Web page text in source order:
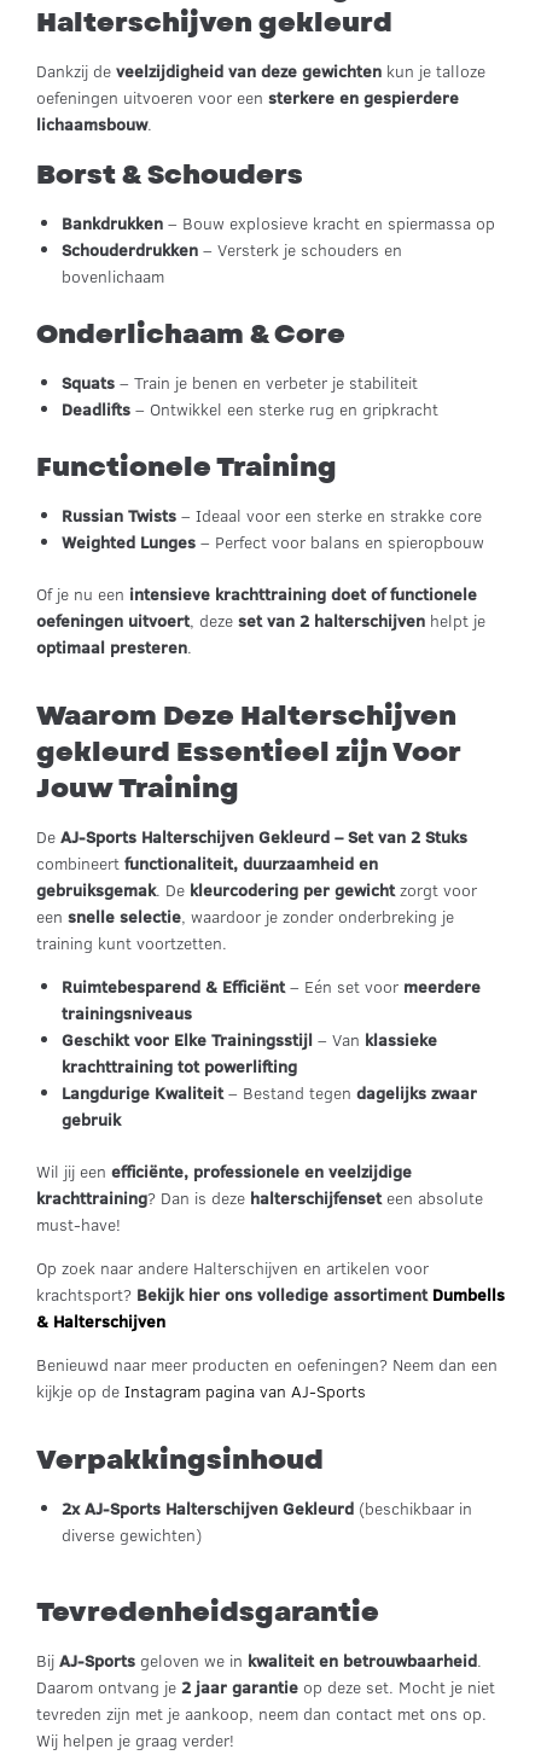
Halterschijven gekleurd
Dankzij de veelzijdigheid van deze gewichten kun je talloze
oefeningen uitvoeren voor een sterkere en gespierdere
lichaamsbouw.
Borst & Schouders
Bankdrukken – Bouw explosieve kracht en spiermassa op
Schouderdrukken – Versterk je schouders en
bovenlichaam
Onderlichaam & Core
Squats – Train je benen en verbeter je stabiliteit
Deadlifts – Ontwikkel een sterke rug en gripkracht
Functionele Training
Russian Twists – Ideaal voor een sterke en strakke core
Weighted Lunges – Perfect voor balans en spieropbouw
Of je nu een intensieve krachttraining doet of functionele
oefeningen uitvoert, deze set van 2 halterschijven helpt je
optimaal presteren.
Waarom Deze Halterschijven
gekleurd Essentieel zijn Voor
Jouw Training
De AJ-Sports Halterschijven Gekleurd – Set van 2 Stuks
combineert functionaliteit, duurzaamheid en
gebruiksgemak. De kleurcodering per gewichtzorgt voor
een snelle selectie, waardoor je zonder onderbreking je
training kunt voortzetten.
Ruimtebesparend & Efficiënt– Eén set voor meerdere
trainingsniveaus
Geschikt voor Elke Trainingsstijl – Van klassieke
krachttraining tot powerlifting
Langdurige Kwaliteit– Bestand tegen dagelijks zwaar
gebruik
Wil jij een efficiënte, professionele en veelzijdige
krachttraining? Dan is deze halterschijfenseteen absolute
must-have!
Op zoek naar andere Halterschijven en artikelen voor
krachtsport? Bekijk hier ons volledige assortiment Dumbells
& Halterschijven
Benieuwd naar meer producten en oefeningen? Neem dan een
kijkje op de Instagram pagina van AJ-Sports
Verpakkingsinhoud
2x AJ-Sports Halterschijven Gekleurd (beschikbaar in
diverse gewichten)
Tevredenheidsgarantie
Bij AJ-Sports geloven we in kwaliteit en betrouwbaarheid.
Daarom ontvang je 2 jaar garantie op deze set. Mocht je niet
tevreden zijn met je aankoop, neem dan contact met ons op.
Wij helpen je graag verder!